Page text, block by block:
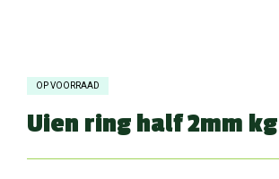
OP VOORRAAD
Uien ring half 2mm kg